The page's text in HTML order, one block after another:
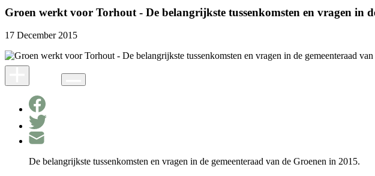
Groen werkt voor Torhout - De belangrijkste tussenkomsten en vragen in
17 December 2015
De belangrijkste tussenkomsten en vragen in de gemeenteraad van de Groenen in 2015.